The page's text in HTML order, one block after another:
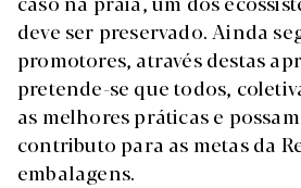
deve ser preservado. Ainda
promotores, através destas
pretende-se que todos,
as melhores práticas e
contributo para as metas da
embalagens.